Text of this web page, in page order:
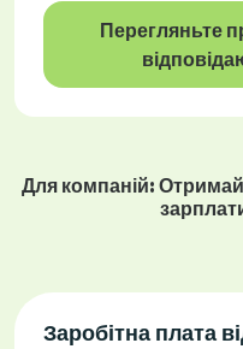
Перегляньте
Для компаній:
Заробітна плата